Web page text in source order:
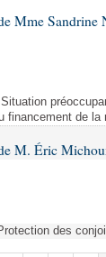
Mme Sandrine
financement de la
M. Éric
des